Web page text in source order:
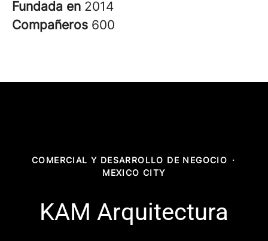
Fundada en 2014
Compañeros 600
COMERCIAL Y DESARROLLO DE NEGOCIO ·
MEXICO CITY
KAM Arquitectura